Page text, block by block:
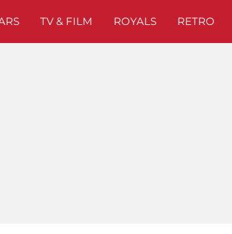
TV & FILM ROYALS RETRO